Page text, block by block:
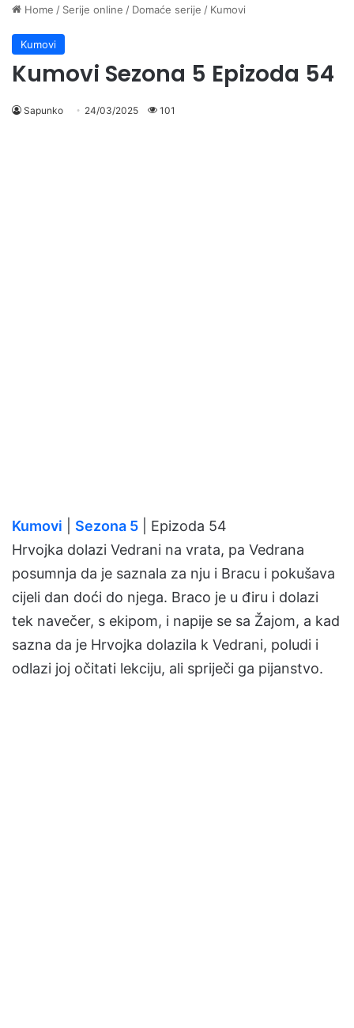
Home / Serije online / Domaće serije / Kumovi
Kumovi
Kumovi Sezona 5 Epizoda 54
Sapunko 24/03/2025 101
Kumovi Sezona 5 | Epizoda 54
Hrvojka dolazi Vedrani na vrata, pa Vedrana
posumnja da je saznala za nju i Bracu i pokušava
cijeli dan doći do njega. Braco je u điru i dolazi
tek navečer, s ekipom, i napije se sa Žajom, a kad
sazna da je Hrvojka dolazila k Vedrani, poludi i
odlazi joj očitati lekciju, ali spriječi ga pijanstvo.